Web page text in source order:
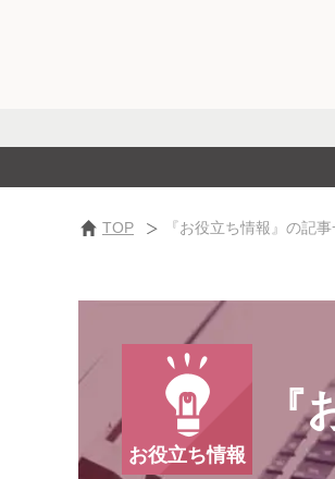
TOP 『お役立ち情報』の記
『